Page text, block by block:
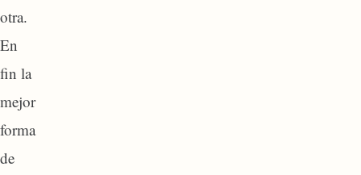
otra.
En
fin la
mejor
forma
de